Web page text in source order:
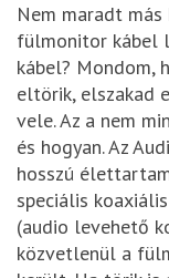
Nem maradt
fülmonitor kábel
kábel? Mondom,
eltörik, elszakad
vele. Az a nem
és hogyan. Az
hosszú
speciális
(audio levehető
közvetlenül a